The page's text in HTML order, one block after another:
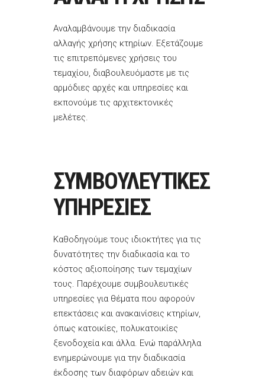
Αναλαμβάνουμε την διαδικασία
αλλαγής χρήσης κτηρίων. Εξετάζουμε
τις επιτρεπόμενες χρήσεις του
τεμαχίου, διαβουλευόμαστε με τις
αρμόδιες αρχές και υπηρεσίες και
εκπονούμε τις αρχιτεκτονικές
μελέτες.
ΣΥΜΒΟΥΛΕΥΤΙΚΕΣ
ΥΠΗΡΕΣΙΕΣ
Καθοδηγούμε τους ιδιοκτήτες για τις
δυνατότητες την διαδικασία και το
κόστος αξιοποίησης των τεμαχίων
τους. Παρέχουμε συμβουλευτικές
υπηρεσίες για θέματα που αφορούν
επεκτάσεις και ανακαινίσεις κτηρίων,
όπως κατοικίες, πολυκατοικίες
ξενοδοχεία και άλλα. Ενώ παράλληλα
ενημερώνουμε για την διαδικασία
έκδοσης των διαφόρων αδειών και